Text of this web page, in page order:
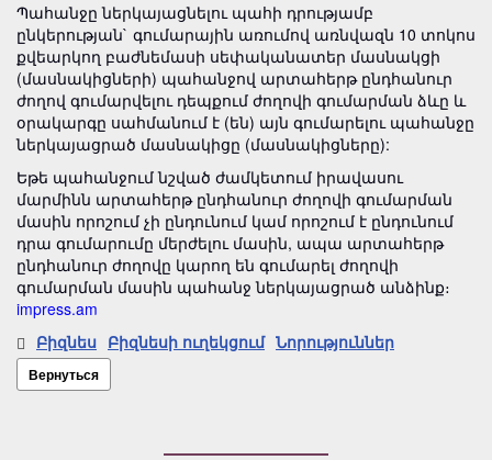
Պահանջը ներկայացնելու պահի դրությամբ
ընկերության` գումարային առումով առնվազն 10 տոկոս
քվեարկող բաժնեմասի սեփականատեր մասնակցի
(մասնակիցների) պահանջով արտահերթ ընդհանուր
ժողով գումարվելու դեպքում ժողովի գումարման ձևը և
օրակարգը սահմանում է (են) այն գումարելու պահանջը
ներկայացրած մասնակիցը (մասնակիցները):
Եթե պահանջում նշված ժամկետում իրավասու
մարմինն արտահերթ ընդհանուր ժողովի գումարման
մասին որոշում չի ընդունում կամ որոշում է ընդունում
դրա գումարումը մերժելու մասին, ապա արտահերթ
ընդհանուր ժողովը կարող են գումարել ժողովի
գումարման մասին պահանջ ներկայացրած անձինք։
impress.am
Բիզնես Բիզնեսի ուղեկցում Նորություններ
Вернуться